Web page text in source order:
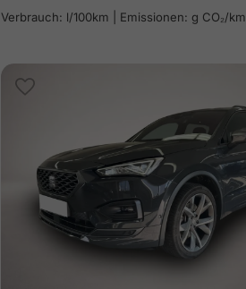
Verbrauch: l/100km | Emissionen: g CO₂/km